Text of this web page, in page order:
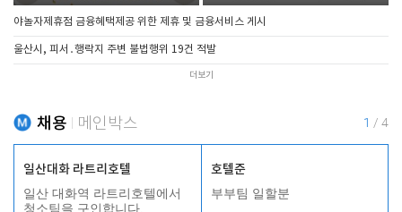
야놀자제휴점 금융혜택제공 위한 제휴 및 금융서비스 게시
울산시, 피서․행락지 주변 불법행위 19건 적발
더보기
채용 메인박스 1 / 4
일산대화 라트리호텔
일산 대화역 라트리호텔에서
청소팀을 구인합니다.
호텔준
부부팀 일할분